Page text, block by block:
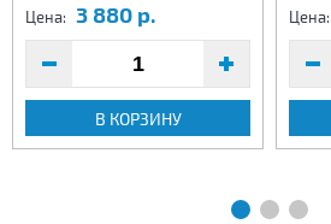
Цена: 3 880 р.
В КОРЗИНУ
Цена: